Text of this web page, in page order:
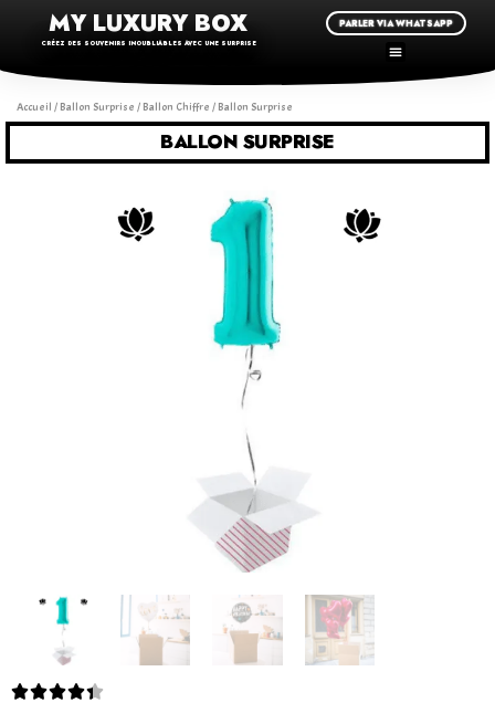
MY LUXURY BOX
CRÉEZ DES SOUVENIRS INOUBLIABLES AVEC UNE SURPRISE
PARLER VIA WHATSAPP
Accueil / Ballon Surprise / Ballon Chiffre / Ballon Surprise
BALLON SURPRISE
